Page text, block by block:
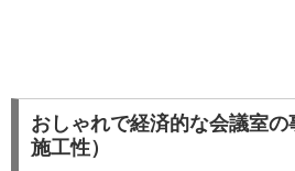
おしゃれで経済的な会議室の
施工性）